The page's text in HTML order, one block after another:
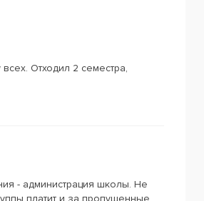
Отходил 2 семестра,
- администрация школы. Не
платит и за пропущенные